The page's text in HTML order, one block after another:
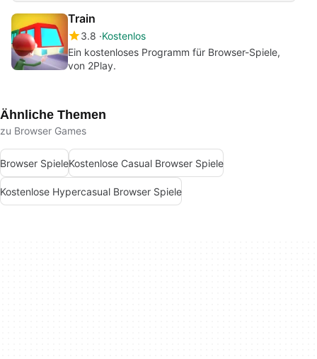
Train
3.8 Kostenlos
Ein kostenloses Programm für Browser-Spiele,
von 2Play.
Ähnliche Themen
zu Browser Games
Browser SpieleKostenlose Casual Browser Spiele
Kostenlose Hypercasual Browser Spiele